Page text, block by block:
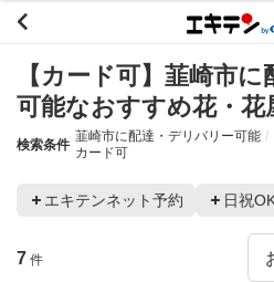
【カード可】韮崎市
可能なおすすめ花・花
検索条件
韮崎市に配達・デリバリー可能
カード可
エキテンネット予約 日祝
7 件